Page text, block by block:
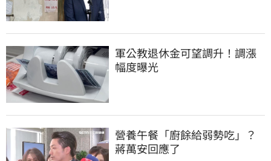
軍公教退休金可望調升！調漲
幅度曝光
營養午餐「廚餘給弱勢吃」？
蔣萬安回應了